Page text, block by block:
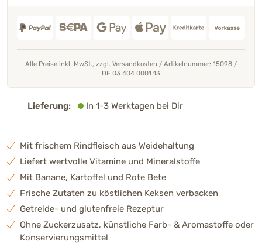
Mit frischem Rindfleisch aus Weidehaltung
Liefert wertvolle Vitamine und Mineralstoffe
Mit Banane, Kartoffel und Rote Bete
Frische Zutaten zu köstlichen Keksen verbacken
Getreide- und glutenfreie Rezeptur
Ohne Zuckerzusatz, künstliche Farb- & Aromastoffe oder
Konservierungsmittel
Alle Preise inkl. MwSt., zzgl. Versandkosten / Artikelnummer: 15098 /
DE 03 404 0001 13
Lieferung: In 1-3 Werktagen bei Dir